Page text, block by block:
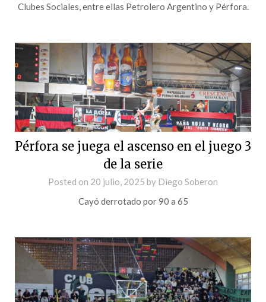
Clubes Sociales, entre ellas Petrolero Argentino y Pérfora.
Pérfora se juega el ascenso en el juego 3
de la serie
Posted on 20 julio, 2025 by Diego Soberon
Cayó derrotado por 90 a 65